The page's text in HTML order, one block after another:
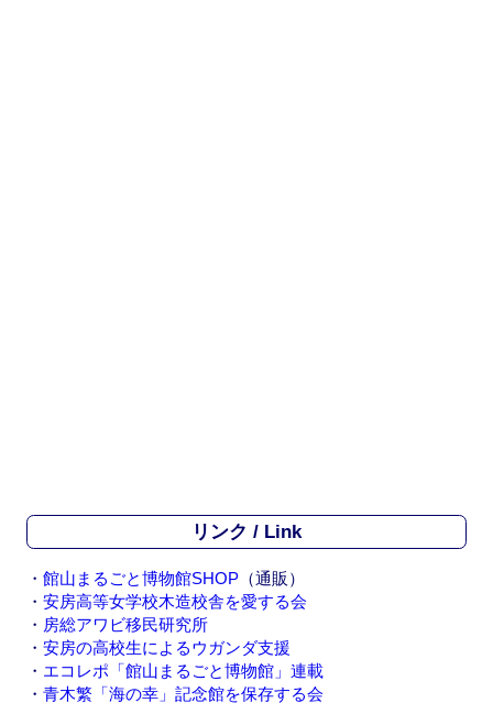
リンク / Link
・ 館山まるごと博物館SHOP （通販）
・ 安房高等女学校木造校舎を愛する会
・ 房総アワビ移民研究所
・ 安房の高校生によるウガンダ支援
・ エコレポ「館山まるごと博物館」連載
・ 青木繁「海の幸」記念館を保存する会